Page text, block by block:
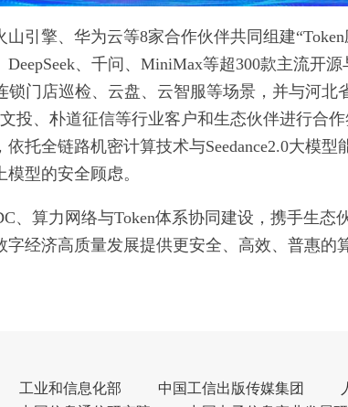
引擎、华为云等8家合作伙伴共同组建
、千问、MiniMax等超300款主流开
门店巡检、云盘、云智服等场景，并与河北
投、朴道征信等行业客户和生态伙伴进行合作
托全链路机密计算技术与Seedance2.0大模型
型的安全顾虑。
、算力网络与Token体系协同建设，携手生态
经济高质量发展提供更安全、高效、普惠的